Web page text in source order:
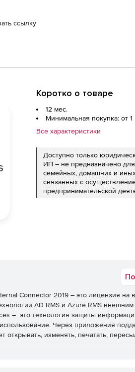
1 Year Acquired Year
ссылку
Коротко о товаре
12 мес.
Минимальная покупка: от 1
Все характеристики
Доступно только
ИП – не предназначено
семейных, домашних и
связанных с
предпринимательской
Connector 2019 – это лицензия на
AD RMS и Azure RMS внешним
– это технология защиты
Через приложения
открывать, изменять, печатать,